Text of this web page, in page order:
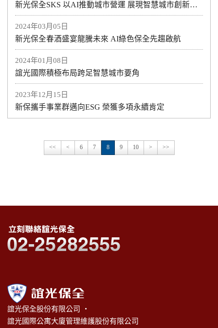
新光保全SKS 以AI推動城市營運 展現智慧城市創新科技應用
2024年03月05日
新光保全春酒盛宴龍騰未來 AI綠色保全先趨啟航
2024年01月08日
誼光國際積極布局跨足智慧城市要角
2023年12月15日
新保攜手事業群邁向ESG 榮獲多項永續肯定
<< < 6 7 8 9 10 > >>
誼光保全股份有限公司 ‧
誼光國際公寓大廈管理維護股份有限公司